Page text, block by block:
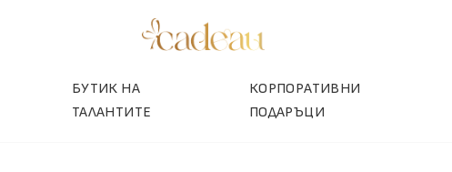
БУТИК НА
ТАЛАНТИТЕ
КОРПОРАТИВНИ
ПОДАРЪЦИ